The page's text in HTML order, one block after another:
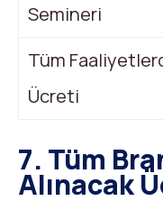
Semineri
Tüm
Ücreti
7. Tüm
Alınacak